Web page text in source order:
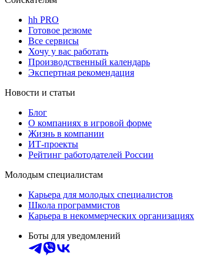
hh PRO
Готовое резюме
Все сервисы
Хочу у вас работать
Производственный календарь
Экспертная рекомендация
Новости и статьи
Блог
О компаниях в игровой форме
Жизнь в компании
ИТ-проекты
Рейтинг работодателей России
Молодым специалистам
Карьера для молодых специалистов
Школа программистов
Карьера в некоммерческих организациях
Боты для уведомлений